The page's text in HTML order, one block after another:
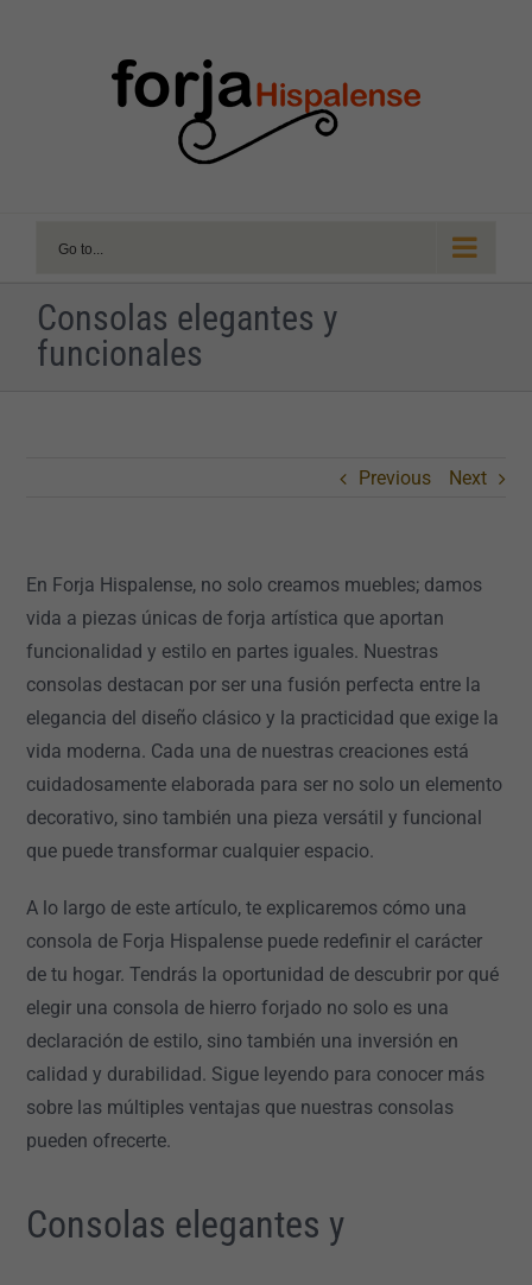
Go to...
Consolas elegantes y
funcionales
Previous Next
En Forja Hispalense, no solo creamos muebles; damos
vida a piezas únicas de forja artística que aportan
funcionalidad y estilo en partes iguales. Nuestras
consolas destacan por ser una fusión perfecta entre la
elegancia del diseño clásico y la practicidad que exige la
vida moderna. Cada una de nuestras creaciones está
cuidadosamente elaborada para ser no solo un elemento
decorativo, sino también una pieza versátil y funcional
que puede transformar cualquier espacio.
A lo largo de este artículo, te explicaremos cómo una
consola de Forja Hispalense puede redefinir el carácter
de tu hogar. Tendrás la oportunidad de descubrir por qué
elegir una consola de hierro forjado no solo es una
declaración de estilo, sino también una inversión en
calidad y durabilidad. Sigue leyendo para conocer más
sobre las múltiples ventajas que nuestras consolas
pueden ofrecerte.
Consolas elegantes y